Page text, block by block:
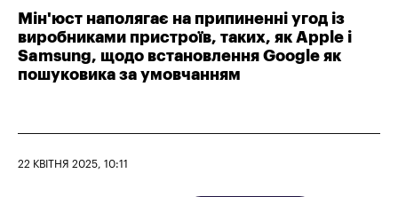
Мін'юст наполягає на припиненні угод із
виробниками пристроїв, таких, як Apple і
Samsung, щодо встановлення Google як
пошуковика за умовчанням
22 КВІТНЯ 2025, 10:11